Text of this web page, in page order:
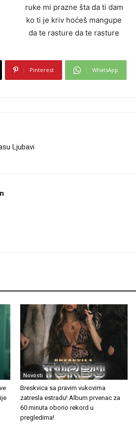
ruke mi prazne šta da ti dam
ko ti je kriv hoćeš mangupe
da te rasture da te rasture
Pinterest WhatsApp
Ljubavi
Novosti
Breskvica sa pravim vukovima
zatresla estradu! Album prvenac za
60 minuta oborio rekord u
pregledima!